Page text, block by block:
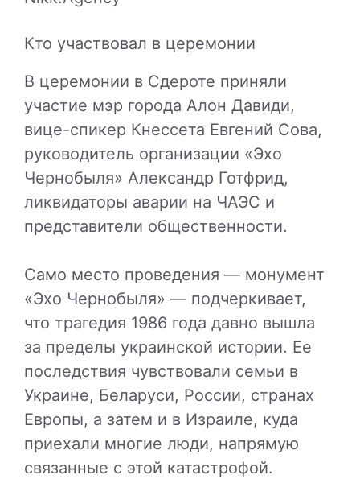
Кто участвовал в церемонии
В церемонии в Сдероте приняли
участие мэр города Алон Давиди,
вице-спикер Кнессета Евгений Сова,
руководитель организации «Эхо
Чернобыля» Александр Готфрид,
ликвидаторы аварии на ЧАЭС и
представители общественности.
Само место проведения — монумент
«Эхо Чернобыля» — подчеркивает,
что трагедия 1986 года давно вышла
за пределы украинской истории. Ее
последствия чувствовали семьи в
Украине, Беларуси, России, странах
Европы, а затем и в Израиле, куда
приехали многие люди, напрямую
связанные с этой катастрофой.